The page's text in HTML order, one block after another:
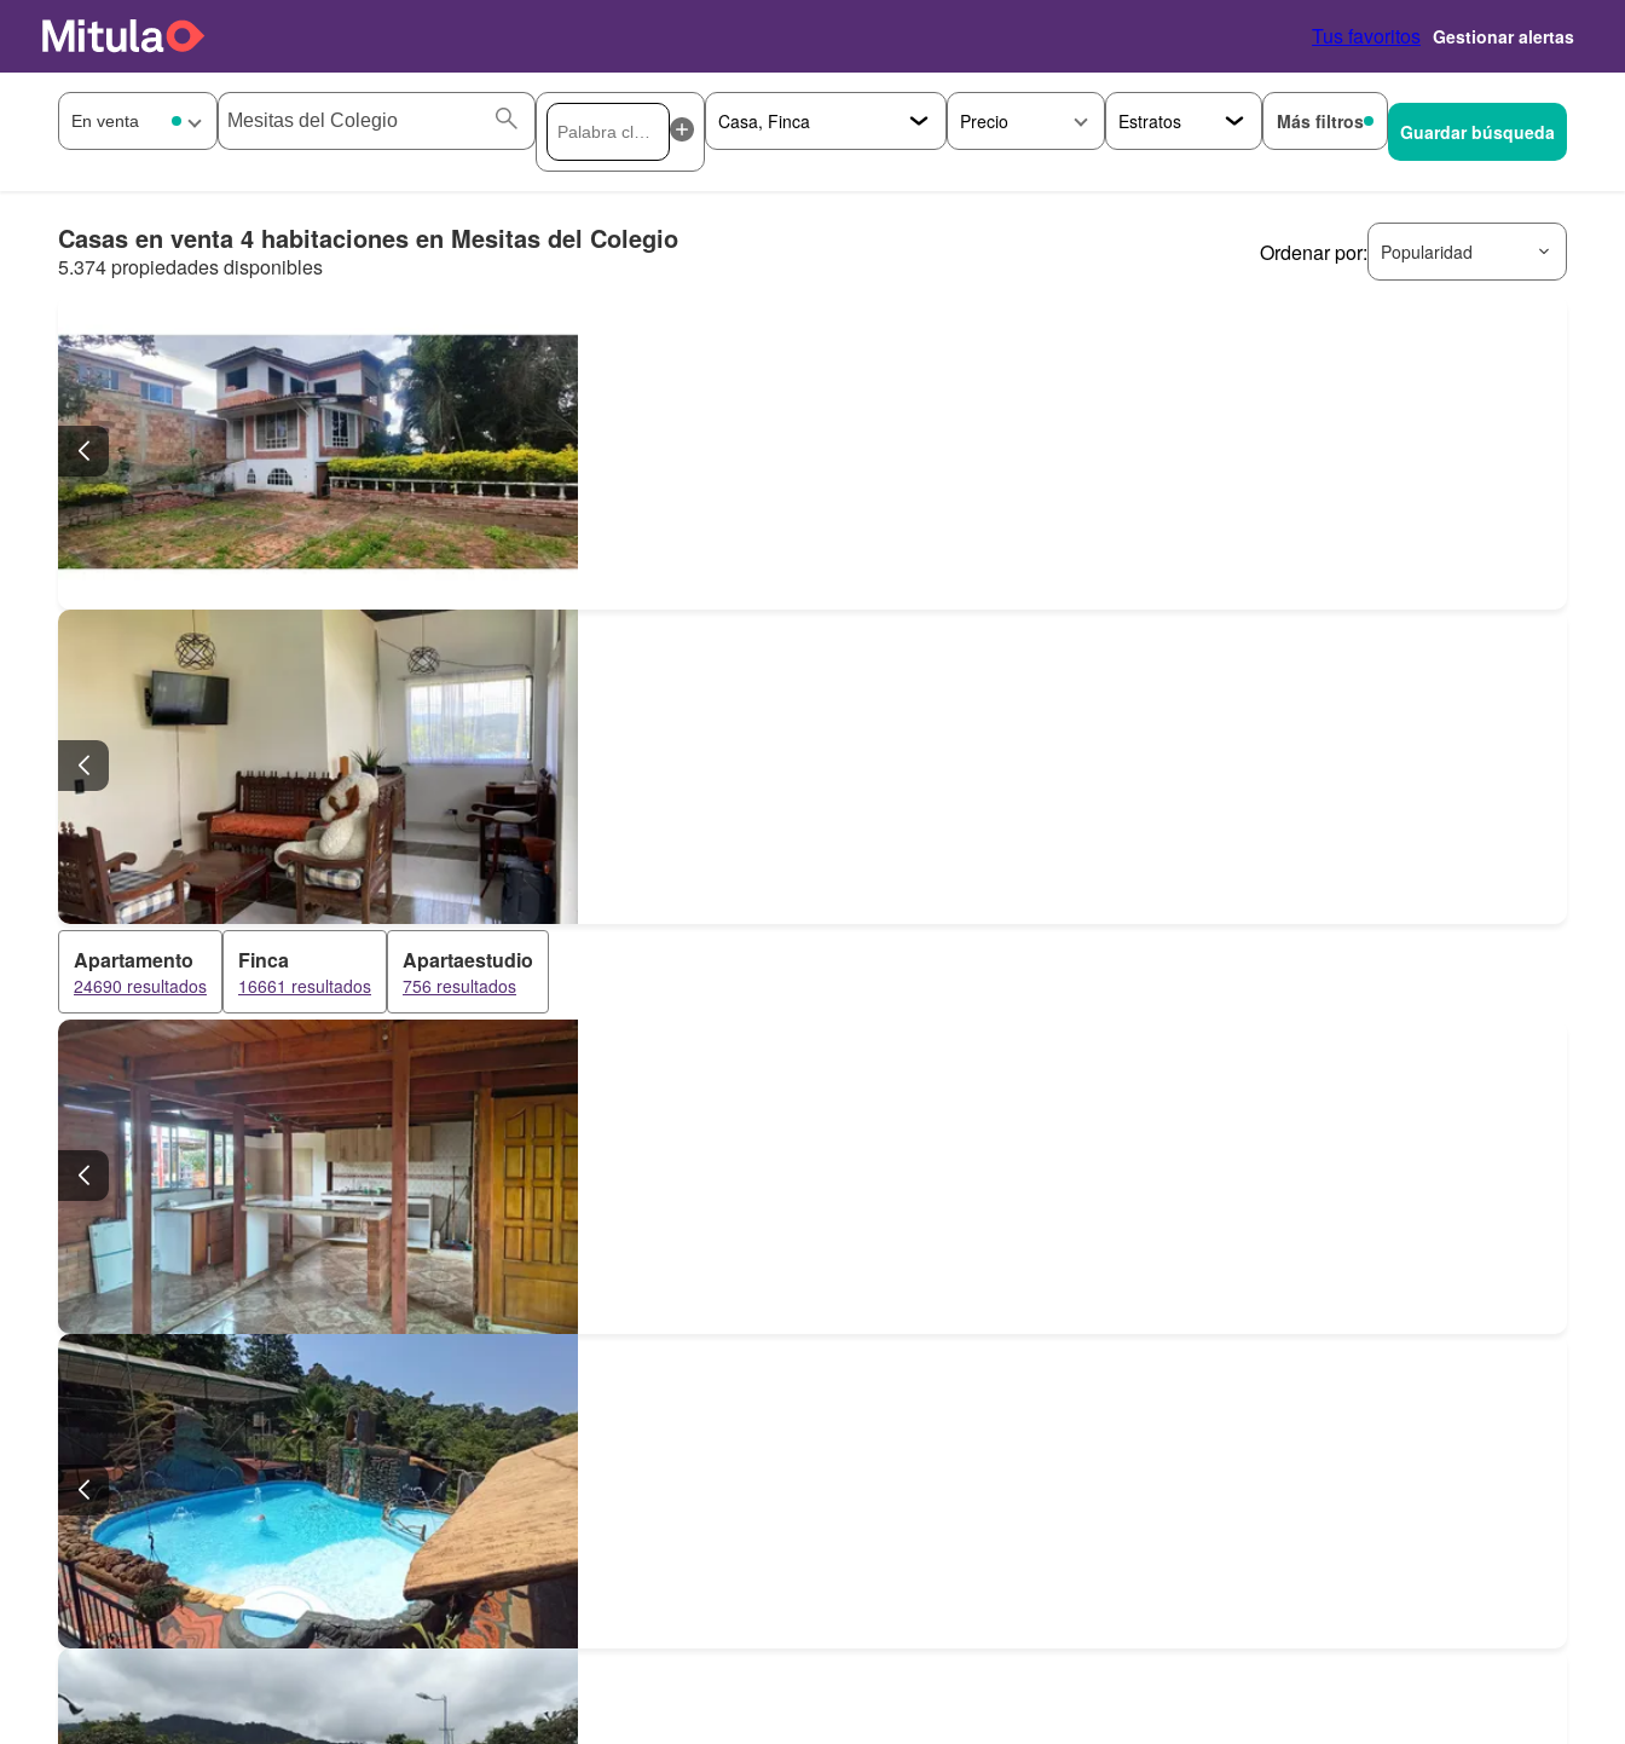
Tus favoritos Gestionar alertas
Precio Más filtros Guardar búsqueda
Casas en venta 4 habitaciones en Mesitas del Colegio
5.374 propiedades disponibles
Ordenar por: Popularidad
Apartamento
24690 resultados
Finca
16661 resultados
Apartaestudio
756 resultados